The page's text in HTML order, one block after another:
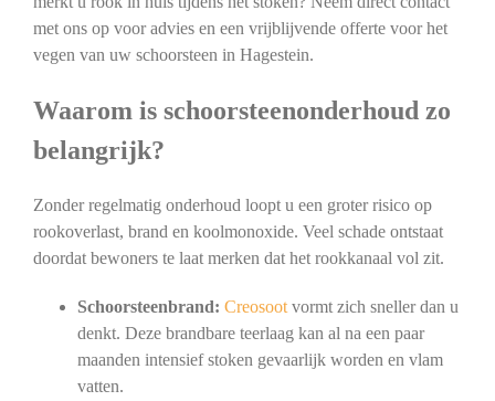
met ons op voor advies en een vrijblijvende offerte voor het
vegen van uw schoorsteen in Hagestein.
Waarom is schoorsteenonderhoud zo
belangrijk?
Zonder regelmatig onderhoud loopt u een groter risico op
rookoverlast, brand en koolmonoxide. Veel schade ontstaat
doordat bewoners te laat merken dat het rookkanaal vol zit.
Schoorsteenbrand: Creosootvormt zich sneller dan u
denkt. Deze brandbare teerlaag kan al na een paar
maanden intensief stoken gevaarlijk worden en vlam
vatten.